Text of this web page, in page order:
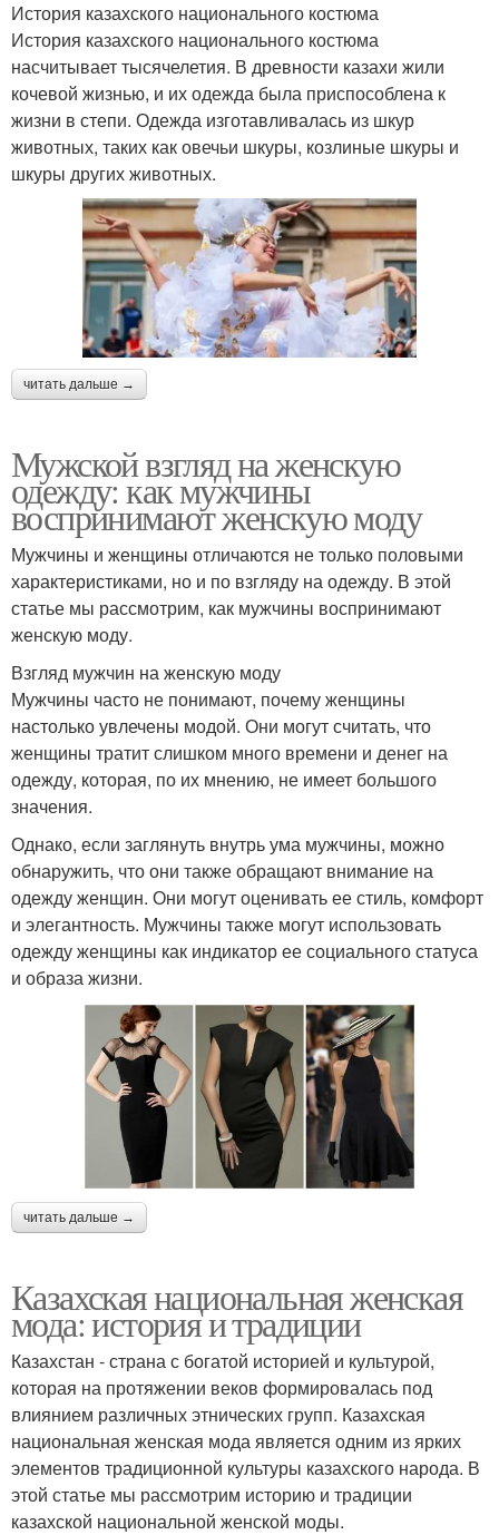
История казахского национального костюма
История казахского национального костюма
насчитывает тысячелетия. В древности казахи жили
кочевой жизнью, и их одежда была приспособлена к
жизни в степи. Одежда изготавливалась из шкур
животных, таких как овечьи шкуры, козлиные шкуры и
шкуры других животных.
читать дальше →
Мужской взгляд на женскую
одежду: как мужчины
воспринимают женскую моду
Мужчины и женщины отличаются не только половыми
характеристиками, но и по взгляду на одежду. В этой
статье мы рассмотрим, как мужчины воспринимают
женскую моду.
Взгляд мужчин на женскую моду
Мужчины часто не понимают, почему женщины
настолько увлечены модой. Они могут считать, что
женщины тратит слишком много времени и денег на
одежду, которая, по их мнению, не имеет большого
значения.
Однако, если заглянуть внутрь ума мужчины, можно
обнаружить, что они также обращают внимание на
одежду женщин. Они могут оценивать ее стиль, комфорт
и элегантность. Мужчины также могут использовать
одежду женщины как индикатор ее социального статуса
и образа жизни.
читать дальше →
Казахская национальная женская
мода: история и традиции
Казахстан - страна с богатой историей и культурой,
которая на протяжении веков формировалась под
влиянием различных этнических групп. Казахская
национальная женская мода является одним из ярких
элементов традиционной культуры казахского народа. В
этой статье мы рассмотрим историю и традиции
казахской национальной женской моды.